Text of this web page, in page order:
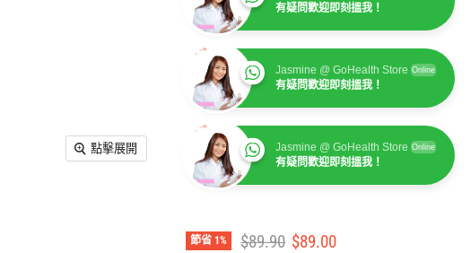
點擊展開
有疑問歡迎即刻搵我！
Jasmine @ GoHealth Store Online
有疑問歡迎即刻搵我！
Jasmine @ GoHealth Store Online
有疑問歡迎即刻搵我！
節省 1% 建議零售價
$89.90 售價
$89.00